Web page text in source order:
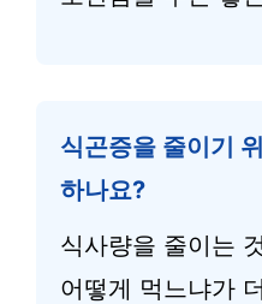
식곤증을 줄이기
하나요?
식사량을 줄이는
어떻게 먹느냐가